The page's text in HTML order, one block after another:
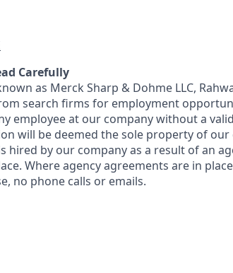
Carefully
as Merck Sharp & Dohme LLC,
search firms for employment
employee at our company without a
will be deemed the sole property of our
hired by our company as a result of an
Where agency agreements are in
no phone calls or emails.